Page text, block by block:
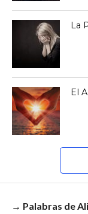
La
El
→ Palabras de